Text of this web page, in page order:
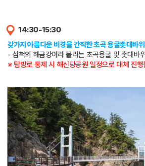
14:30-15:30
갖가지 아름다운 비경을 간직한 초곡 용굴촛대바
- 삼척의 해금강이라 불리는 초곡용굴 및 촛대바
※ 탐방로 통제 시 해신당공원 일정으로 대체 진행